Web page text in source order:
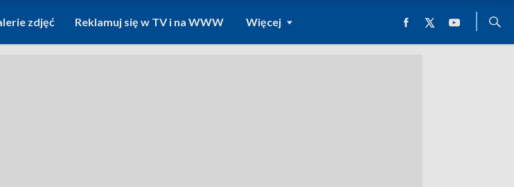
zdjęć Reklamuj się w TV i na WWW Więcej